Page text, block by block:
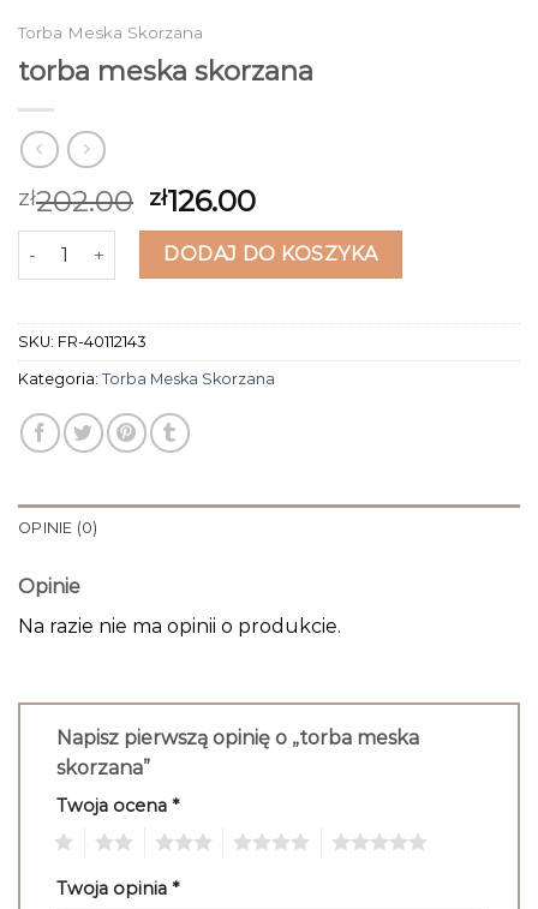
Torba Meska Skorzana
torba meska skorzana
zł202.00 zł126.00
ilość torba meska skorzanaDODAJ DO KOSZYKA
SKU: FR-40112143
Kategoria: Torba Meska Skorzana
OPINIE (0)
Opinie
Na razie nie ma opinii o produkcie.
Napisz pierwszą opinię o „torba meska
skorzana”
Twoja ocena *
Twoja opinia *